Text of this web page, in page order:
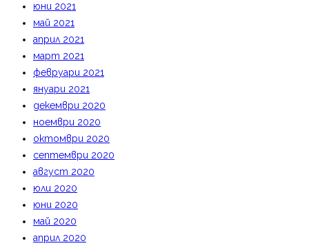
юни 2021
май 2021
април 2021
март 2021
февруари 2021
януари 2021
декември 2020
ноември 2020
октомври 2020
септември 2020
август 2020
юли 2020
юни 2020
май 2020
април 2020